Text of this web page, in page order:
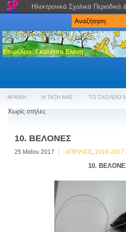
ΑΡΧΙΚΗ Η ΤΑΞΗ ΜΑΣ ΤΟ ΣΧΟΛΕΙΟ
Χωρίς στήλες
10. ΒΕΛΟΝΕΣ
25 Μαΐου 2017 -ΑΠΡΙΛΙΟΣ, 2016-2017
10.
Ηλεκτρονικά Σχολικά Περιοδικά